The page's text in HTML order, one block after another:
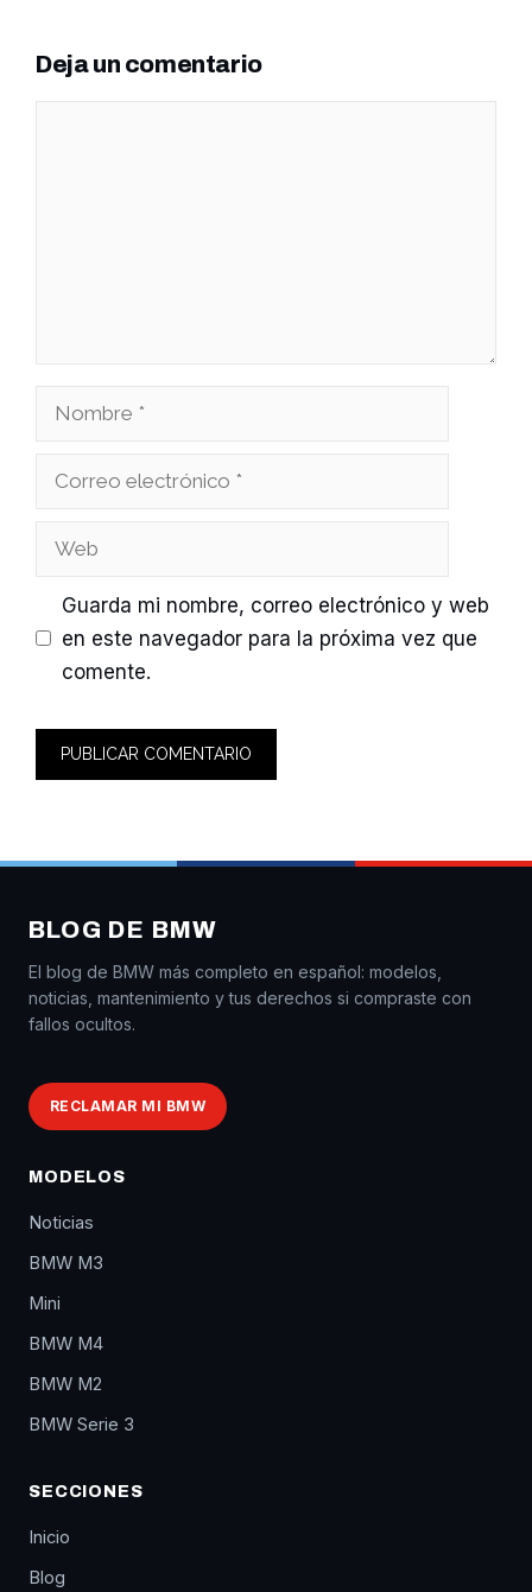
Deja un comentario
Nombre
Correo
Web
Guarda mi nombre, correo electrónico y web
en este navegador para la próxima vez que
comente.
BLOG DE BMW
El blog de BMW más completo en español: modelos,
noticias, mantenimiento y tus derechos si compraste con
fallos ocultos.
RECLAMAR MI BMW
MODELOS
Noticias
BMW M3
Mini
BMW M4
BMW M2
BMW Serie 3
SECCIONES
Inicio
Blog